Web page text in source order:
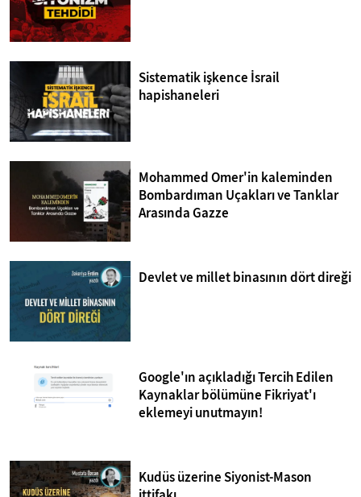
Sistematik işkence İsrail
hapishaneleri
Mohammed Omer'in kaleminden
Bombardıman Uçakları ve Tanklar
Arasında Gazze
Devlet ve millet binasının dört direği
Google'ın açıkladığı Tercih Edilen
Kaynaklar bölümüne Fikriyat'ı
eklemeyi unutmayın!
Kudüs üzerine Siyonist-Mason